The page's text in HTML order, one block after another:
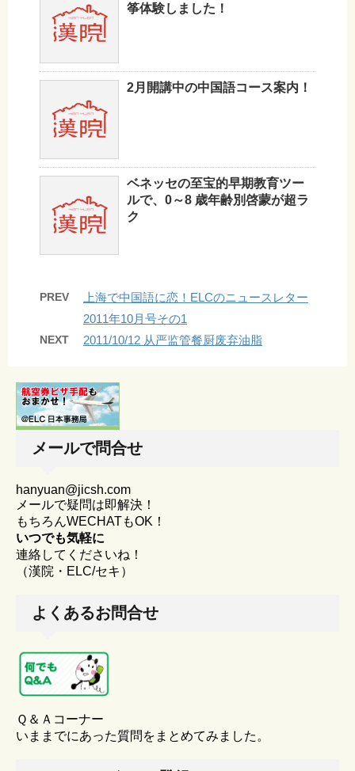
筝体験しました！
2月開講中の中国語コース案内！
ベネッセの至宝的早期教育ツー
ルで、0～8 歳年齢別啓蒙が超ラ
ク
PREV
上海で中国語に恋！ELCのニュースレター
2011年10月号その1
NEXT 2011/10/12 从严监管餐厨废弃油脂
メールで問合せ
hanyuan@jicsh.com
メールで疑問は即解決！
もちろんWECHATもOK！
いつでも気軽に
連絡してくださいね！
（漢院・ELC/セキ）
よくあるお問合せ
Ｑ＆Ａコーナー
いままでにあった質問をまとめてみました。